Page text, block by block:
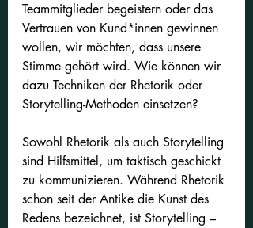
Teammitglieder begeistern oder das
Vertrauen von Kund*innen gewinnen
wollen, wir möchten, dass unsere
Stimme gehört wird. Wie können wir
dazu Techniken der Rhetorik oder
Storytelling-Methoden einsetzen?
Sowohl Rhetorik als auch Storytelling
sind Hilfsmittel, um taktisch geschickt
zu kommunizieren. Während Rhetorik
schon seit der Antike die Kunst des
Redens bezeichnet, ist Storytelling –